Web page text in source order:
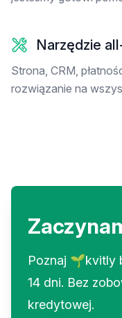
Narzędzie
Strona, CRM,
rozwiązanie na
Poznaj 🌱kvitly
14 dni. Bez
kredytowej.